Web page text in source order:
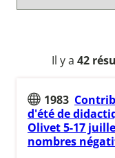
Il y a 42
1983
d'été de
Olivet 5-17
nombres